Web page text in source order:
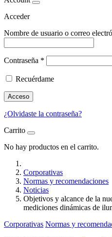
Acceder
Nombre de usuario o correo
Contraseña *
Recuérdame
Acceso
¿Olvidaste la contraseña?
Carrito
No hay productos en el carrito.
Corporativas
Normas y recomendaciones
Noticias
Objetivos y alcance de la
mediciones dinámicas de
Corporativas Normas y